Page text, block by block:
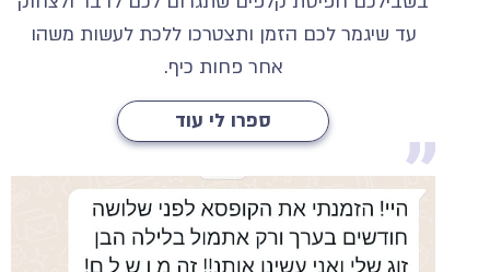
עד שיגמר לכם הזמן ותצטרכו ללכת לעשות משהו
אחר פחות כיף.
ספרו לי עוד